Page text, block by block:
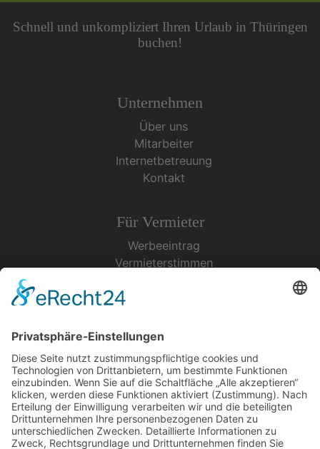
Schnell und unkompliziert Ihren Urlaub in Thüringen
buchen!
Unternehmen
Über uns
Mitarbeiter
Internetbetreuung
Kontakt
Für Vermieter
Werbeeintrag
Vermieterstimmen
Urlaubsservice
Bücher, Karten & CD's
Ihre Anreise
Wetter
Links